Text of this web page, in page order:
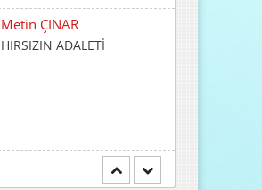
İrfan CENGER
İnsani Değerlerin Temeli
Mehmet BOZDEMİR
YENİ DÜNYA DÜZENİNDE